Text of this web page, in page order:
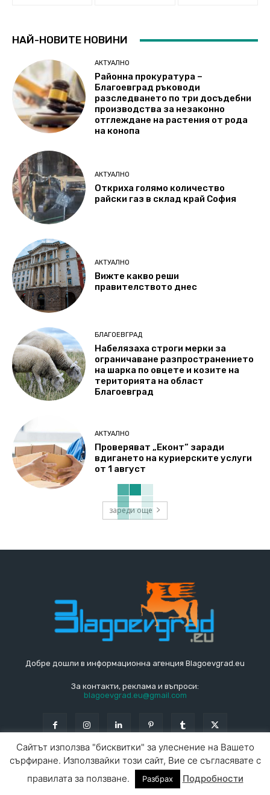
НАЙ-НОВИТЕ НОВИНИ
АКТУАЛНО
Районна прокуратура –
Благоевград ръководи
разследването по три досъдебни
производства за незаконно
отглеждане на растения от рода
на конопа
АКТУАЛНО
Откриха голямо количество
райски газ в склад край София
АКТУАЛНО
Вижте какво реши
правителството днес
БЛАГОЕВГРАД
Набелязаха строги мерки за
ограничаване разпространението
на шарка по овцете и козите на
територията на област
Благоевград
АКТУАЛНО
Проверяват „Еконт“ заради
вдигането на куриерските услуги
от 1 август
зареди още
Добре дошли в информационна агенция Blagoevgrad.eu
За контакти, реклама и въпроси:
blagoevgrad.eu@gmail.com
© Blagoevgrad.EU 2010 - 2026 Общи условия |
СПРАВОЧНИК
Сайтът използва "бисквитки" за улеснение на Вашето
сърфиране. Използвайки този сайт, Вие се съгласявате с
правилата за ползване.
Разбрах Подробности